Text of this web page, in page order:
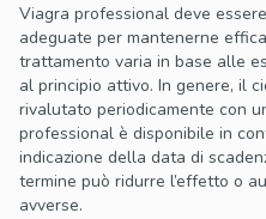
Viagra professional deve
adeguate per mantenerne
trattamento varia in base alle
al principio attivo. In genere, il
rivalutato periodicamente con
professional è disponibile in
indicazione della data di
termine può ridurre l’effetto o
avverse.